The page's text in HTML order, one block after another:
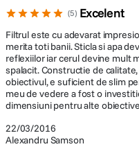
5 Excelent
22/03/2016
Alexandru Samson
Filtrul este cu adevarat
merita toti banii. Sticla si apa
reflexiilor iar cerul devine mult
spalacit. Constructie de
obiectivul, e suficient de slim
meu de vedere a fost o
dimensiuni pentru alte